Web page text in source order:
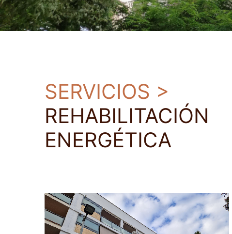
SERVICIOS >
REHABILITACIÓN
ENERGÉTICA